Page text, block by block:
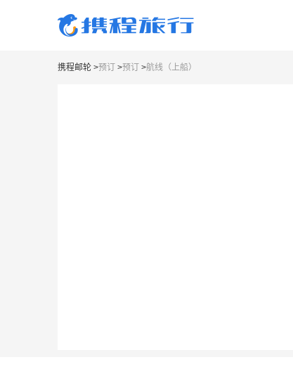
携程邮轮 >预订 >预订 >航线（上船）